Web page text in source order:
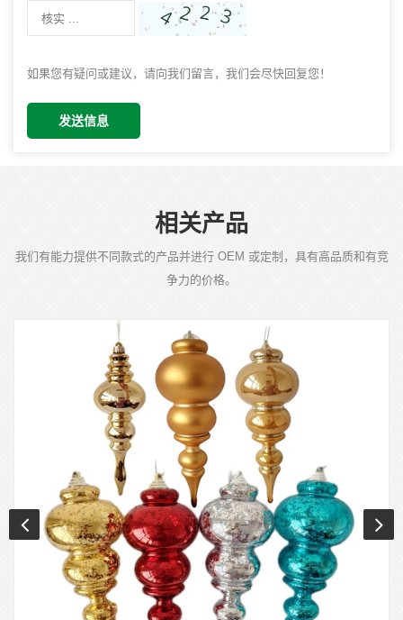
如果您有疑问或建议，请向我们留言，我们会尽快回复您！
发送信息
相关产品
我们有能力提供不同款式的产品并进行 OEM 或定制，具有高品质和有竞
争力的价格。